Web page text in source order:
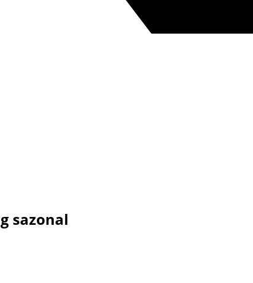
sazonal